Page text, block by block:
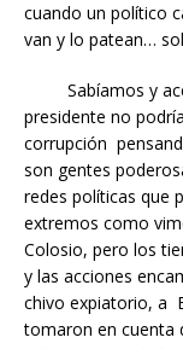
cuando un político
van y lo patean…
Sabíamos y
presidente no
corrupción
son gentes
redes políticas que
extremos como
Colosio, pero los
y las acciones
chivo expiatorio, a
tomaron en cuenta